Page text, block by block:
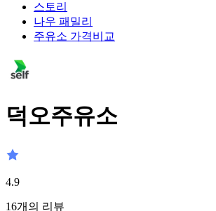
스토리
나우 패밀리
주유소 가격비교
덕오주유소
4.9
16개의 리뷰